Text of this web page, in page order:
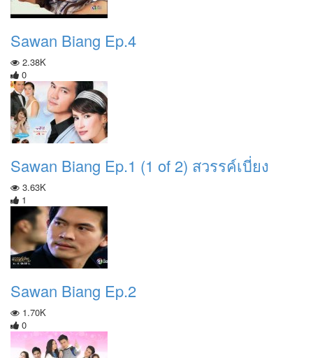
Sawan Biang Ep.4
2.38K
0
Sawan Biang Ep.1 (1 of 2) สวรรค์เบี่ยง
3.63K
1
Sawan Biang Ep.2
1.70K
0